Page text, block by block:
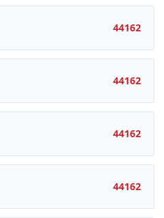
44162
44162
44162
44162